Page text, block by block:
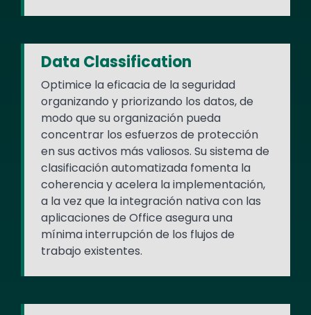
Data Classification
Optimice la eficacia de la seguridad
organizando y priorizando los datos, de
modo que su organización pueda
concentrar los esfuerzos de protección
en sus activos más valiosos. Su sistema de
clasificación automatizada fomenta la
coherencia y acelera la implementación,
a la vez que la integración nativa con las
aplicaciones de Office asegura una
mínima interrupción de los flujos de
trabajo existentes.